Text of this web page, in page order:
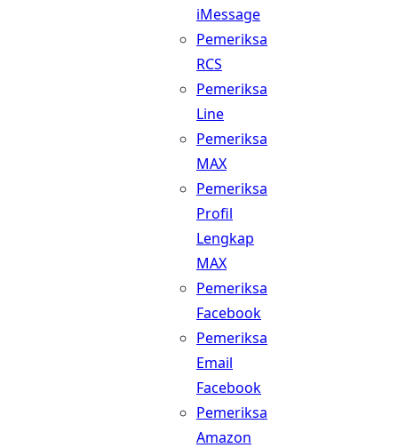
iMessage
Pemeriksa
RCS
Pemeriksa
Line
Pemeriksa
MAX
Pemeriksa
Profil
Lengkap
MAX
Pemeriksa
Facebook
Pemeriksa
Email
Facebook
Pemeriksa
Amazon